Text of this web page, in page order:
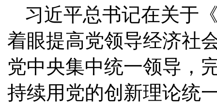
习近平总书记在关于
着眼提高党领导经济社
党中央集中统一领导，
持续用党的创新理论统